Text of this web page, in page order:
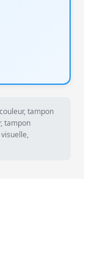
tampon
tampon